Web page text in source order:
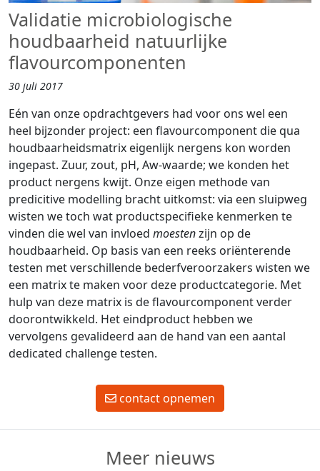
Validatie microbiologische
houdbaarheid natuurlijke
flavourcomponenten
30 juli 2017
Eén van onze opdrachtgevers had voor ons wel een
heel bijzonder project: een flavourcomponent die qua
houdbaarheidsmatrix eigenlijk nergens kon worden
ingepast. Zuur, zout, pH, Aw-waarde; we konden het
product nergens kwijt. Onze eigen methode van
predicitive modelling bracht uitkomst: via een sluipweg
wisten we toch wat productspecifieke kenmerken te
vinden die wel van invloed moestenzijn op de
houdbaarheid. Op basis van een reeks oriënterende
testen met verschillende bederfveroorzakers wisten we
een matrix te maken voor deze productcategorie. Met
hulp van deze matrix is de flavourcomponent verder
doorontwikkeld. Het eindproduct hebben we
vervolgens gevalideerd aan de hand van een aantal
dedicated challenge testen.
contact opnemen
Meer nieuws